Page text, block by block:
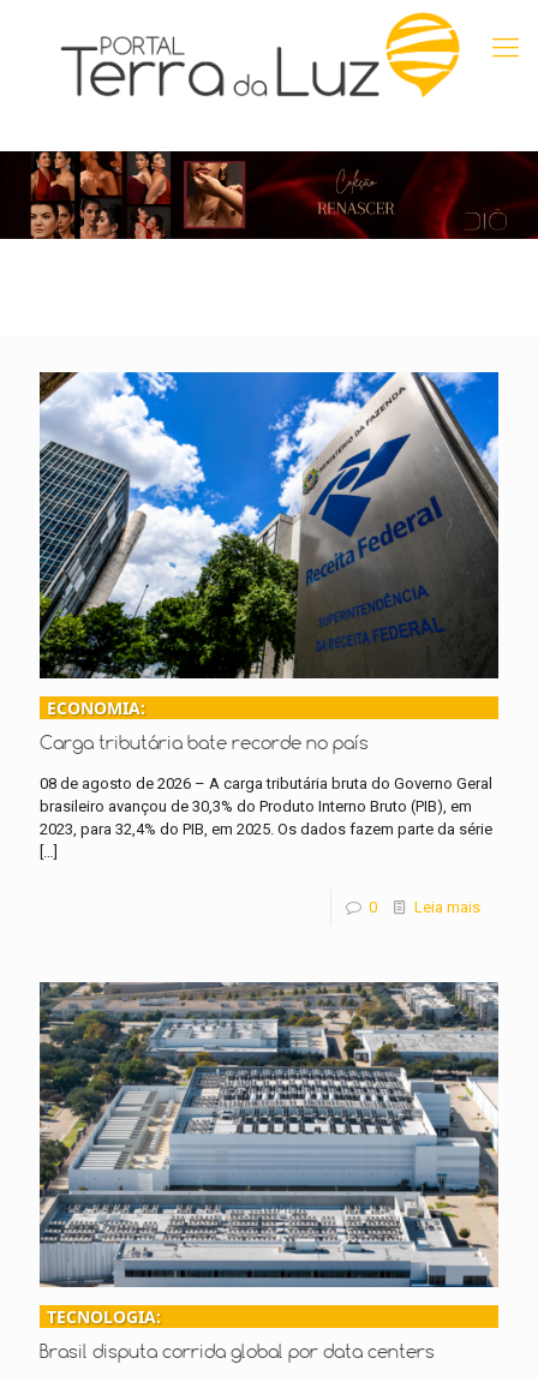
ECONOMIA:
Carga tributária bate recorde no país
08 de agosto de 2026 – A carga tributária bruta do Governo Geral
brasileiro avançou de 30,3% do Produto Interno Bruto (PIB), em
2023, para 32,4% do PIB, em 2025. Os dados fazem parte da série
[…]
0 Leia mais
TECNOLOGIA:
Brasil disputa corrida global por data centers